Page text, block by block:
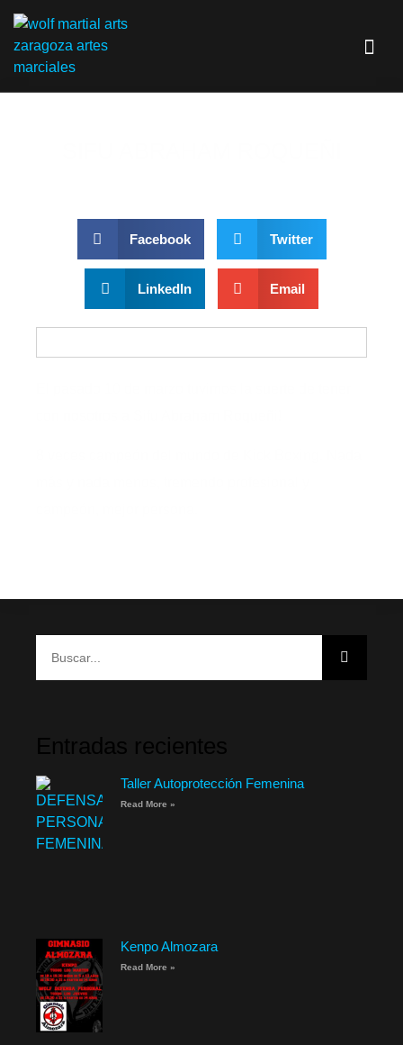
Facebook Twitter
LinkedIn Email
Entradas recientes
Taller Autoprotección Femenina
Read More »
Kenpo Almozara
Read More »